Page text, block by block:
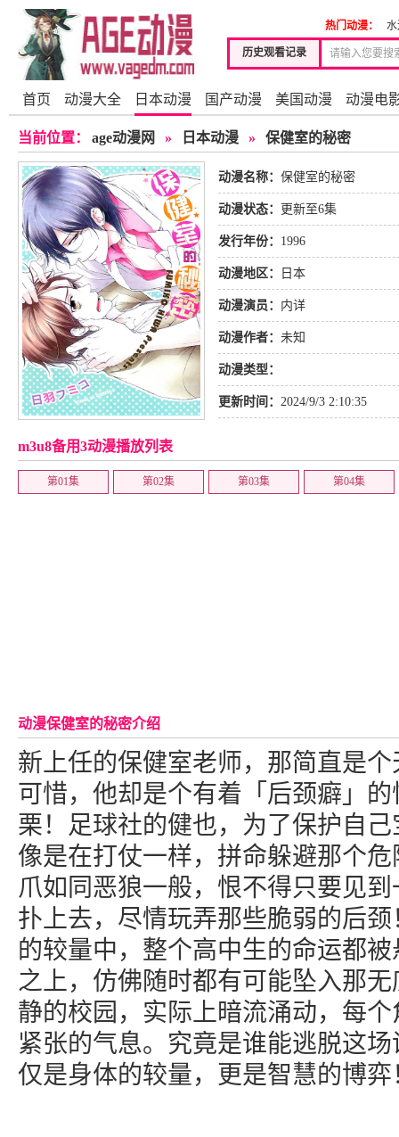
历史观看记录
热门动漫：
首页 动漫大全 日本动漫 国产动漫 美国动漫 动漫电
当前位置： age动漫网 » 日本动漫 » 保健室的秘密
动漫名称： 保健室的秘密
动漫状态： 更新至6集
发行年份： 1996
动漫地区： 日本
动漫演员： 内详
动漫作者： 未知
动漫类型：
更新时间： 2024/9/3 2:10:35
m3u8备用3动漫播放列表
第01集 第02集 第03集 第04集
动漫保健室的秘密介绍
新上任的保健室老师，那简直是
可惜，他却是个有着「后颈癖」
栗！足球社的健也，为了保护自
像是在打仗一样，拼命躲避那个
爪如同恶狼一般，恨不得只要见
扑上去，尽情玩弄那些脆弱的后
的较量中，整个高中生的命运都
之上，仿佛随时都有可能坠入那
静的校园，实际上暗流涌动，每
紧张的气息。究竟是谁能逃脱这
仅是身体的较量，更是智慧的博弈